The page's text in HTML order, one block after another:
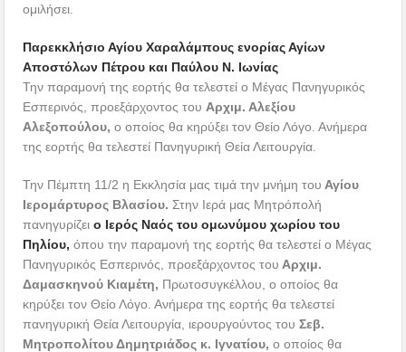
ομιλήσει.
Παρεκκλήσιο Αγίου Χαραλάμπους ενορίας Αγίων
Αποστόλων Πέτρου και Παύλου Ν. Ιωνίας
Την παραμονή της εορτής θα τελεστεί ο Μέγας Πανηγυρικός
Εσπερινός, προεξάρχοντος του Αρχιμ. Αλεξίου
Αλεξοπούλου, ο οποίος θα κηρύξει τον Θείο Λόγο. Ανήμερα
της εορτής θα τελεστεί Πανηγυρική Θεία Λειτουργία.
Την Πέμπτη 11/2 η Εκκλησία μας τιμά την μνήμη του Αγίου
Ιερομάρτυρος Βλασίου. Στην Ιερά μας Μητρόπολή
πανηγυρίζει ο Ιερός Ναός του ομωνύμου χωρίου του
Πηλίου, όπου την παραμονή της εορτής θα τελεστεί ο Μέγας
Πανηγυρικός Εσπερινός, προεξάρχοντος του Αρχιμ.
Δαμασκηνού Κιαμέτη, Πρωτοσυγκέλλου, ο οποίος θα
κηρύξει τον Θείο Λόγο. Ανήμερα της εορτής θα τελεστεί
πανηγυρική Θεία Λειτουργία, ιερουργούντος τουΣεβ.
Μητροπολίτου Δημητριάδος κ. Ιγνατίου, ο οποίος θα